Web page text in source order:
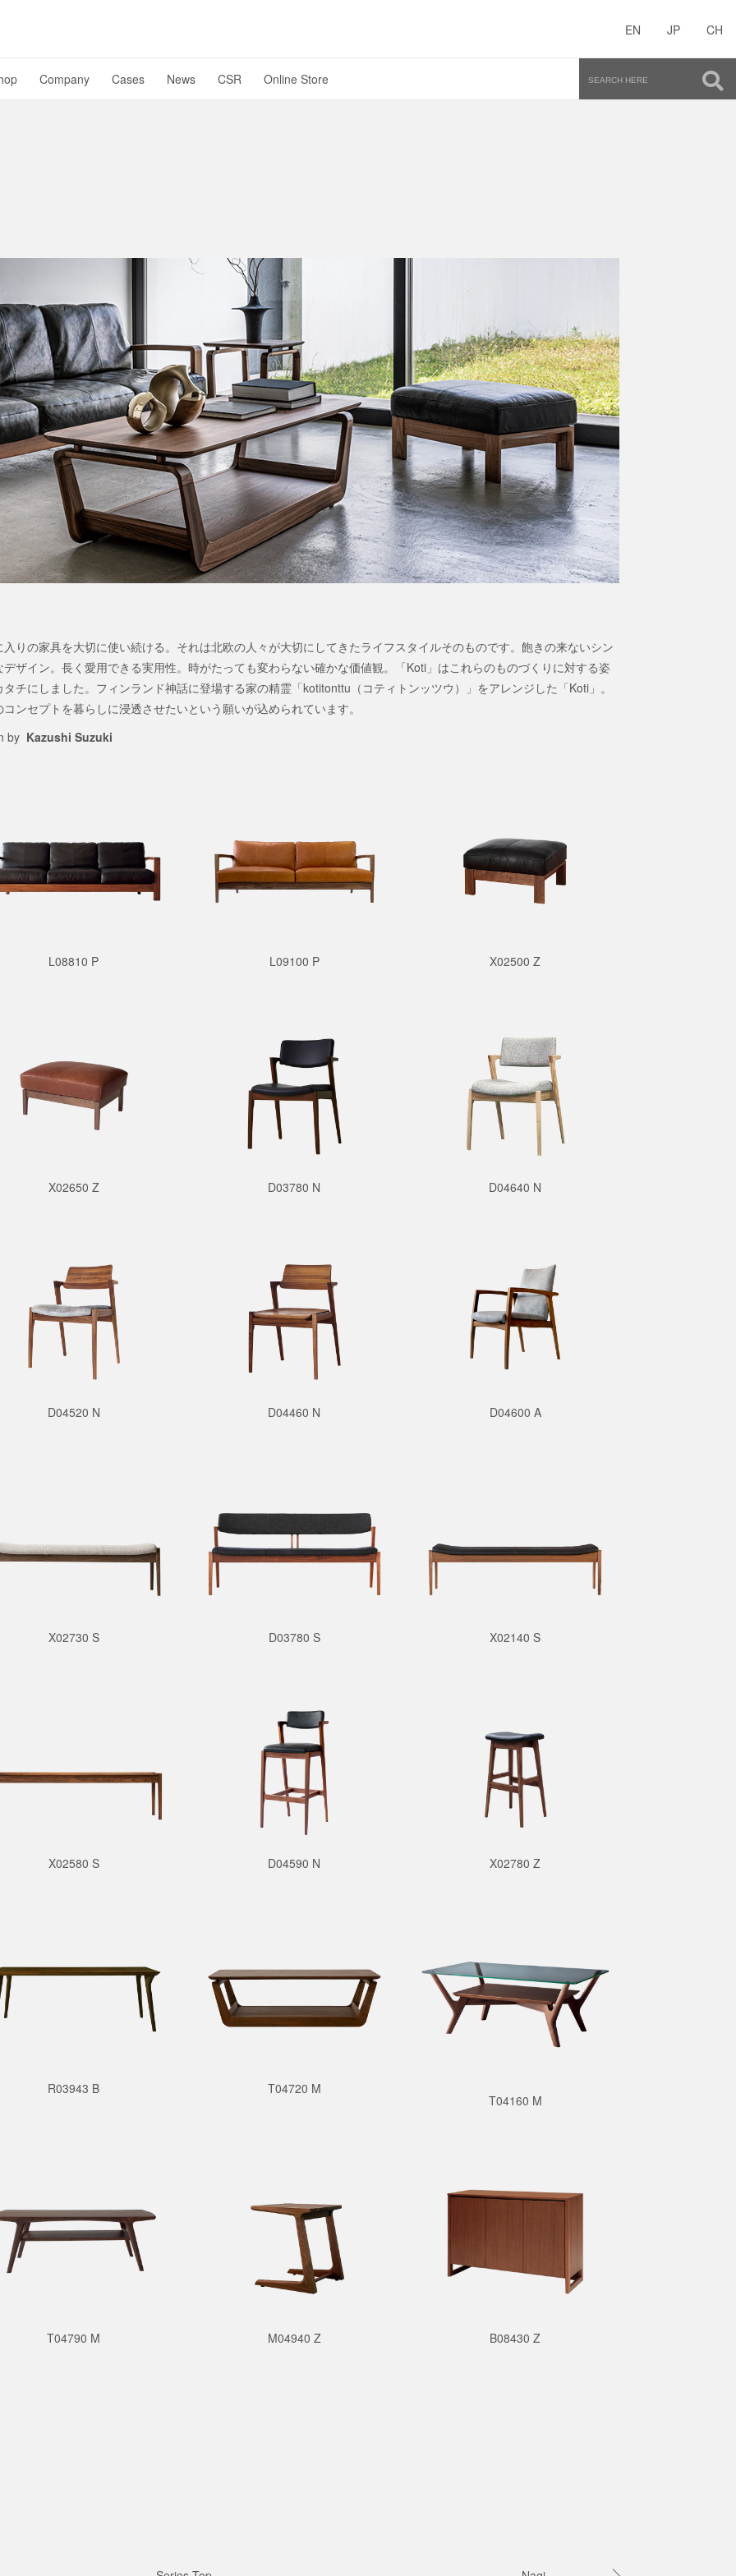
EN JP CH
Company Cases News CSR Online Store
入りの家具を大切に使い続ける。それは北欧の人々が大切にしてきたライフスタイルそのものです。飽きの来ないシン
デザイン。長く愛用できる実用性。時がたっても変わらない確かな価値観。「Koti」はこれらのものづくりに対する姿
タチにしました。フィンランド神話に登場する家の精霊「kotitonttu（コティトンッツウ）」をアレンジした「Koti」。
ンセプトを暮らしに浸透させたいという願いが込められています。
by Kazushi Suzuki
L08810 P L09100 P X02500 Z
X02650 Z D03780 N D04640 N
D04520 N D04460 N D04600 A
X02730 S D03780 S X02140 S
X02580 S D04590 N X02780 Z
R03943 B T04720 M
T04160 M
T04790 M M04940 Z B08430 Z